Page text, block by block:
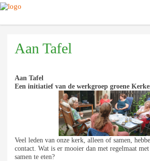
Aan Tafel
Aan Tafel
Een initiatief van de werkgroep groene
Veel leden van onze kerk, alleen of samen,
contact. Wat is er mooier dan met regelmaat met
samen te eten?